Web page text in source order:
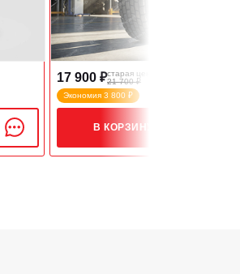
17 900 ₽старая цена
21 700 ₽
Экономия 3 800 ₽
В КОРЗИНУ